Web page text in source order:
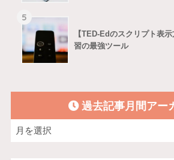
5
【TED-Edのスクリプト表
習の最強ツール
過去記事月間アー